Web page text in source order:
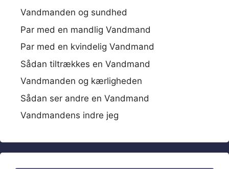
Vandmanden og sundhed
Par med en mandlig Vandmand
Par med en kvindelig Vandmand
Sådan tiltrækkes en Vandmand
Vandmanden og kærligheden
Sådan ser andre en Vandmand
Vandmandens indre jeg